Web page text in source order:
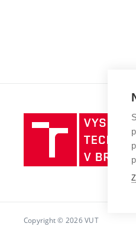
Copyright © 2026 VUT